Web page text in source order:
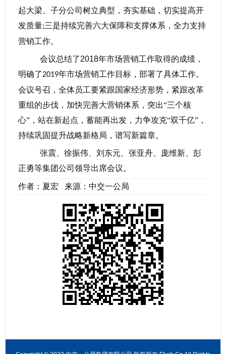
起大梁、子分公司树立典型，夯实基础，切实提高开
发质量;三是持续完善六大保障和支撑体系，全力支持
营销工作。
会议总结了2018年市场营销工作取得的成绩，
明确了2019年市场营销工作目标，部署了具体工作。
会议号召，全体员工要紧跟国家经济形势，紧跟改革
重组的步伐，加快完善大营销体系，突出“三个核
心”，站在新起点，蓄能再出发，力争攻克“双千亿”，
持续巩固提升战略新格局，谱写新篇章。
张震、徐振伟、刘东元、张亚舟、庞维新、彭
正勇等集团公司领导出席会议。
作者：夏宏 来源：中交一公局